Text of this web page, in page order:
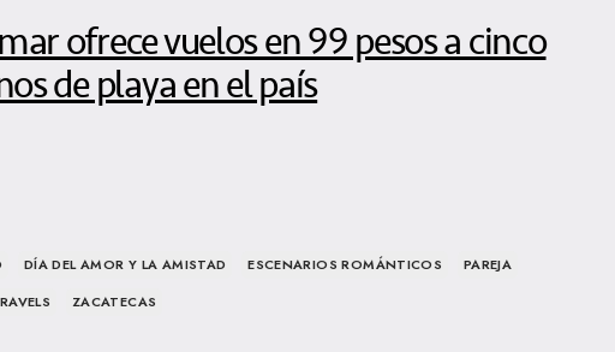
ofrece vuelos en 99 pesos a cinco
de playa en el país
DÍA DEL AMOR Y LA AMISTAD ESCENARIOS ROMÁNTICOS
PAREJA
ZACATECAS